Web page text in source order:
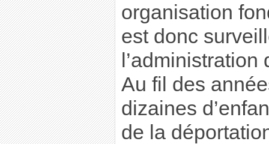
organisation
est donc
l’administration
Au fil des
dizaines
de la